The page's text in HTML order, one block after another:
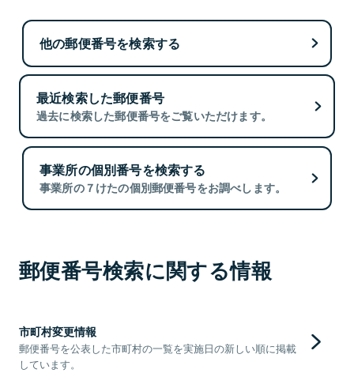
他の郵便番号を検索する
最近検索した郵便番号
過去に検索した郵便番号をご覧いただけます。
事業所の個別番号を検索する
事業所の７けたの個別郵便番号をお調べします。
郵便番号検索に関する情報
市町村変更情報
郵便番号を公表した市町村の一覧を実施日の新しい順に掲載
しています。